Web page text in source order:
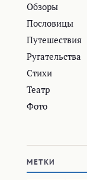
Обзоры
Пословицы
Путешествия
Ругательства
Стихи
Театр
Фото
МЕТКИ